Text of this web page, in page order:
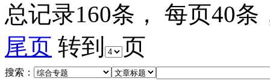
总记录160条， 每页40
尾页 转到 页
搜索：